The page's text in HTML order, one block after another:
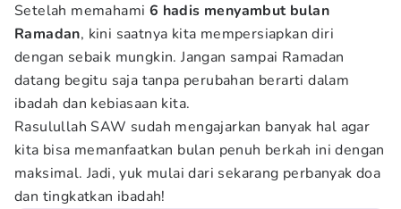
Setelah memahami 6 hadis menyambut bulan
Ramadan, kini saatnya kita mempersiapkan diri
dengan sebaik mungkin. Jangan sampai Ramadan
datang begitu saja tanpa perubahan berarti dalam
ibadah dan kebiasaan kita.
Rasulullah SAW sudah mengajarkan banyak hal agar
kita bisa memanfaatkan bulan penuh berkah ini dengan
maksimal. Jadi, yuk mulai dari sekarang perbanyak doa
dan tingkatkan ibadah!